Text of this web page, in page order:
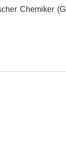
Chemiker